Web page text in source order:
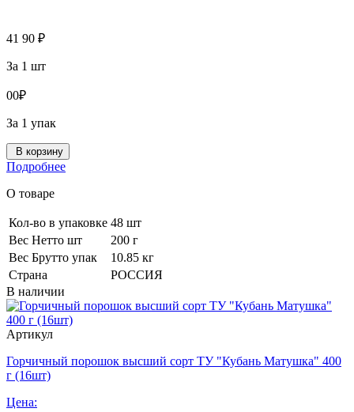
41 90 ₽
За 1 шт
00₽
За 1 упак
В корзину
Подробнее
О товаре
Кол-во в упаковке 48 шт
Вес Нетто шт
200 г
Вес Брутто упак
10.85 кг
Страна
РОССИЯ
В наличии
Артикул
Горчичный порошок высший сорт ТУ "Кубань Матушка" 400
г (16шт)
Цена: